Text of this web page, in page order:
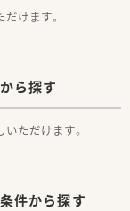
けます。
ら探す
ただけます。
件から探す